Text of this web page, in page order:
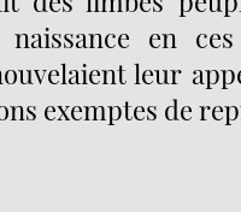
en
leur
exemptes de